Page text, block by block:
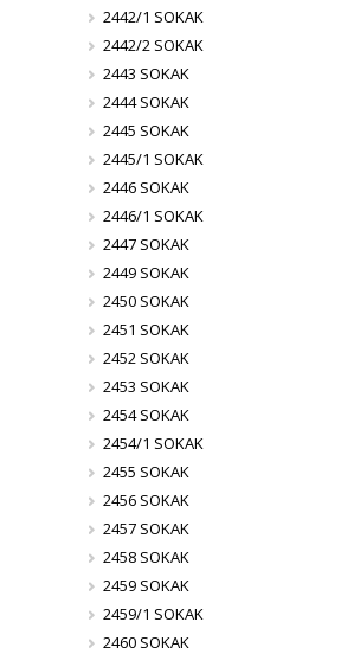
2442/1 SOKAK
2442/2 SOKAK
2443 SOKAK
2444 SOKAK
2445 SOKAK
2445/1 SOKAK
2446 SOKAK
2446/1 SOKAK
2447 SOKAK
2449 SOKAK
2450 SOKAK
2451 SOKAK
2452 SOKAK
2453 SOKAK
2454 SOKAK
2454/1 SOKAK
2455 SOKAK
2456 SOKAK
2457 SOKAK
2458 SOKAK
2459 SOKAK
2459/1 SOKAK
2460 SOKAK